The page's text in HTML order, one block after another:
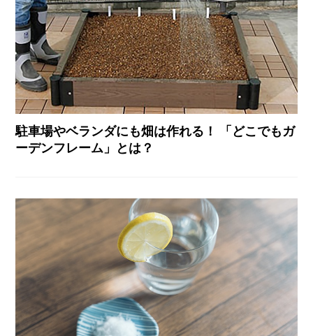
駐車場やベランダにも畑は作れる！ 「どこでもガ
ーデンフレーム」とは？